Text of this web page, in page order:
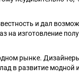
и дал
на изготовление
рынке.
в развитие модной